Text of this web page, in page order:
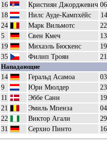
16
Кристиян Джорджевич
18
Нилс Ауде-Кампхёйс
24
Марк Вильмотс
5
Свен Кмеч
19
Михаэль Бюскенс
35
Филип Троян
Нападающие
14 Геральд Асамоа
9
Юри Мюлдер
11
Эббе Санн
21
Эмиль Мпенза
22
Виктор Агали
31
Серхио Пинто